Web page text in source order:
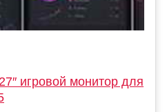
игровой монитор для